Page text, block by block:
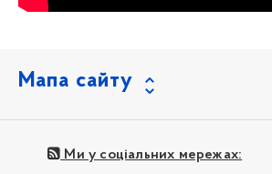
Мапа сайту
Ми у соціальних мережах: